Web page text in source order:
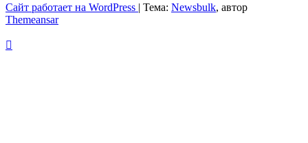
Сайт работает на WordPress | Тема: Newsbulk, автор
Themeansar